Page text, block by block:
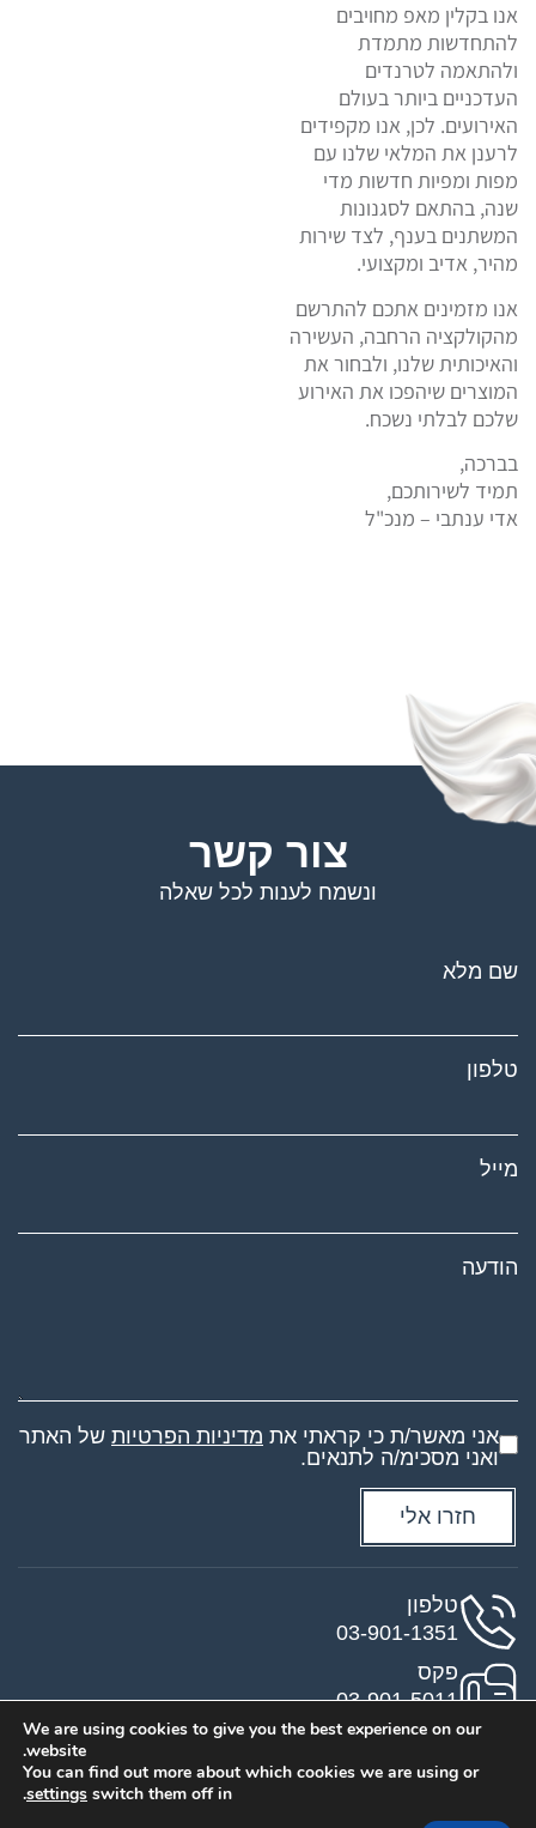
אנו בקלין מאפ מחויבים
להתחדשות מתמדת
ולהתאמה לטרנדים
העדכניים ביותר בעולם
האירועים. לכן, אנו מקפידים
לרענן את המלאי שלנו עם
מפות ומפיות חדשות מדי
שנה, בהתאם לסגנונות
המשתנים בענף, לצד שירות
מהיר, אדיב ומקצועי.
אנו מזמינים אתכם להתרשם
מהקולקציה הרחבה, העשירה
והאיכותית שלנו, ולבחור את
המוצרים שיהפכו את האירוע
שלכם לבלתי נשכח.
בברכה,
תמיד לשירותכם,
אדי ענתבי – מנכ"ל
צור קשר
ונשמח לענות לכל שאלה
שם מלא
טלפון
מייל
הודעה
אני מאשר/ת כי קראתי את מדיניות הפרטיות של האתר
ואני מסכימ/ה לתנאים.
טלפון
03-901-1351
פקס
03-901-5011
מייל
eddie@eddieantebi.com
We are using cookies to give you the best experience on our
website.
You can find out more about which cookies we are using or
switch them off in
settings
.